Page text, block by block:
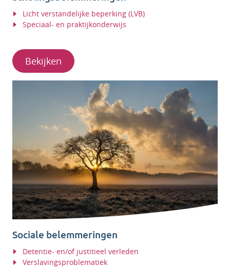
Licht verstandelijke beperking (LVB)
Speciaal- en praktijkonderwijs
Bekijken
Sociale belemmeringen
Detentie- en/of justitieel verleden
Verslavingsproblematiek